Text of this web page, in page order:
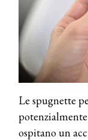
Le spugnette
ospitano un